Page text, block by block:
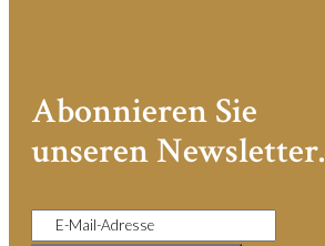
Abonnieren Sie
unseren Newsletter.